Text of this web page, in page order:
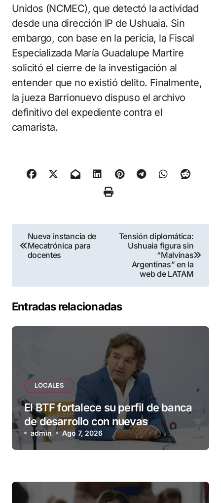
Unidos (NCMEC), que detectó la actividad
desde una dirección IP de Ushuaia. Sin
embargo, con base en la pericia, la Fiscal
Especializada María Guadalupe Martire
solicitó el cierre de la investigación al
entender que no existió delito. Finalmente,
la jueza Barrionuevo dispuso el archivo
definitivo del expediente contra el
camarista.
Navegación
de
Nueva instancia de
Mecatrónica para
docentes
Tensión diplomática:
Ushuaia figura sin
“Malvinas
Argentinas” en la
web de LATAM
Entradas relacionadas
LOCALES
El BTF fortalece su perfil de banca
de desarrollo con nuevas
herramientas para familias y
empresas
admin Ago 7, 2026